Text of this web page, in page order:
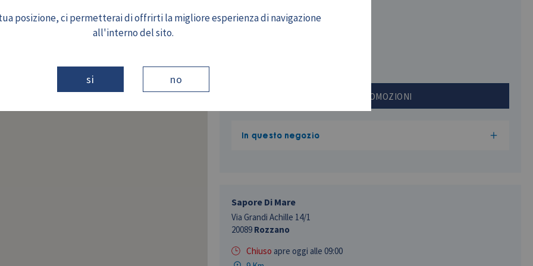
20090Buccinasco
INFO E PROMOZIONI
In questo negozio
Sapore Di Mare
Via Grandi Achille 14/1
20089 Rozzano
Chiuso apre oggi alle 09:00
posizione, ci permetterai di offrirti la migliore esperienza di navigazione
all'interno del sito.
si no